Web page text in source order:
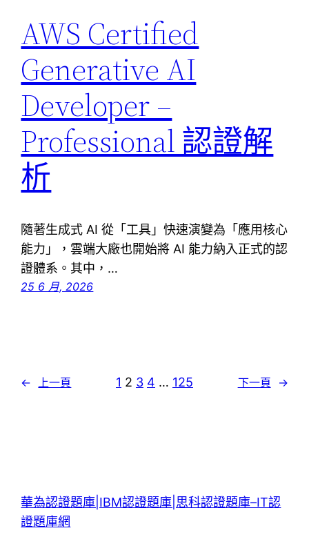
AWS Certified
Generative AI
Developer –
Professional 認證解
析
隨著生成式 AI 從「工具」快速演變為「應用核心
能力」，雲端大廠也開始將 AI 能力納入正式的認
證體系。其中，…
25 6 月, 2026
← 上一頁 1 2 3 4 … 125 下一頁 →
華為認證題庫|IBM認證題庫|思科認證題庫–IT認
證題庫網